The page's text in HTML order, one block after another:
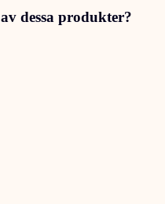
dessa produkter?